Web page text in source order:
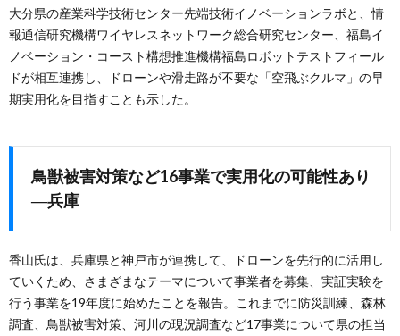
大分県の産業科学技術センター先端技術イノベーションラボと、情
報通信研究機構ワイヤレスネットワーク総合研究センター、福島イ
ノベーション・コースト構想推進機構福島ロボットテストフィール
ドが相互連携し、ドローンや滑走路が不要な「空飛ぶクルマ」の早
期実用化を目指すことも示した。
鳥獣被害対策など16事業で実用化の可能性あり
―兵庫
香山氏は、兵庫県と神戸市が連携して、ドローンを先行的に活用し
ていくため、さまざまなテーマについて事業者を募集、実証実験を
行う事業を19年度に始めたことを報告。これまでに防災訓練、森林
調査、鳥獣被害対策、河川の現況調査など17事業について県の担当